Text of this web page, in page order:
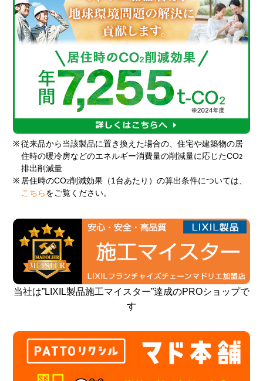
※ 従来品から当該製品に置き換えた場合の、住宅や建築物の居
住時の暖冷房などのエネルギー消費量の削減量に応じたCO2
排出削減量
※ 居住時のCO2削減効果（1台あたり）の算出条件については、
こちら をご覧ください。
当社は”LIXIL製品施工マイスター”達成のPROショップで
す